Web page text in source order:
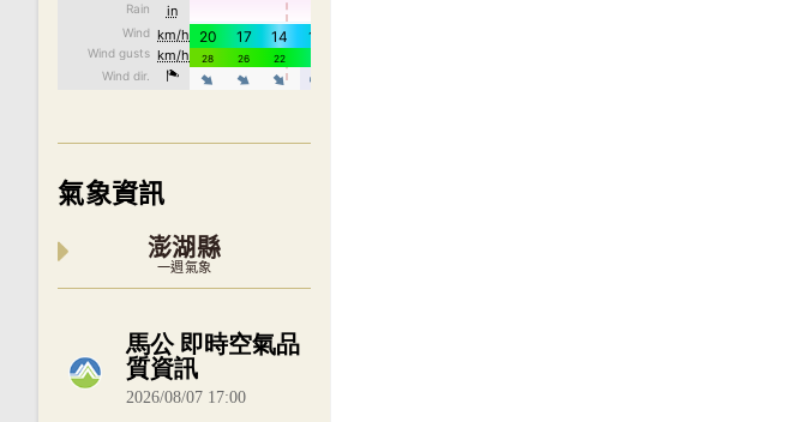
氣象資訊
澎湖縣
一週氣象
內嵌空氣品質小工具為視覺預覽，完整即時空氣品質資料請開啟